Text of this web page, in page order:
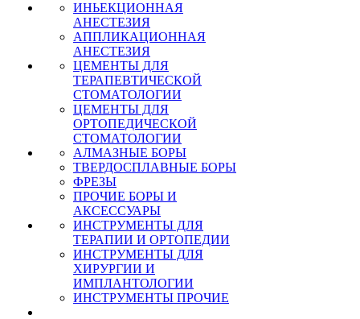
ИНЬЕКЦИОННАЯ
АНЕСТЕЗИЯ
АППЛИКАЦИОННАЯ
АНЕСТЕЗИЯ
ЦЕМЕНТЫ ДЛЯ
ТЕРАПЕВТИЧЕСКОЙ
СТОМАТОЛОГИИ
ЦЕМЕНТЫ ДЛЯ
ОРТОПЕДИЧЕСКОЙ
СТОМАТОЛОГИИ
АЛМАЗНЫЕ БОРЫ
ТВЕРДОСПЛАВНЫЕ БОРЫ
ФРЕЗЫ
ПРОЧИЕ БОРЫ И
АКСЕССУАРЫ
ИНСТРУМЕНТЫ ДЛЯ
ТЕРАПИИ И ОРТОПЕДИИ
ИНСТРУМЕНТЫ ДЛЯ
ХИРУРГИИ И
ИМПЛАНТОЛОГИИ
ИНСТРУМЕНТЫ ПРОЧИЕ